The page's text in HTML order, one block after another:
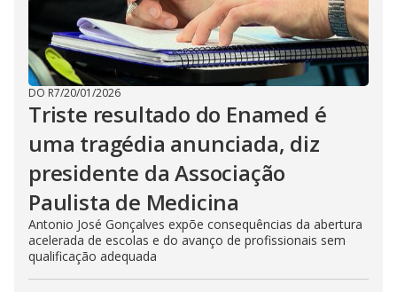
DO R7/20/01/2026
Triste resultado do Enamed é
uma tragédia anunciada, diz
presidente da Associação
Paulista de Medicina
Antonio José Gonçalves expõe consequências da abertura
acelerada de escolas e do avanço de profissionais sem
qualificação adequada